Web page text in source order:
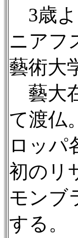
3歳よ
ニアフ
藝術大
藝大
て渡仏
ロッパ
初のリ
モンブ
する。